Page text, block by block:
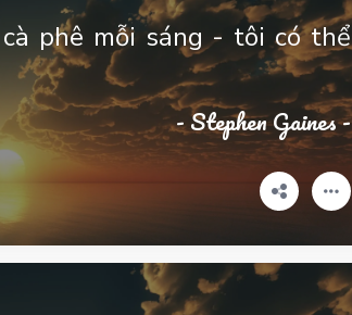
phê mỗi sáng - tôi có thể
- Stephen Gaines -